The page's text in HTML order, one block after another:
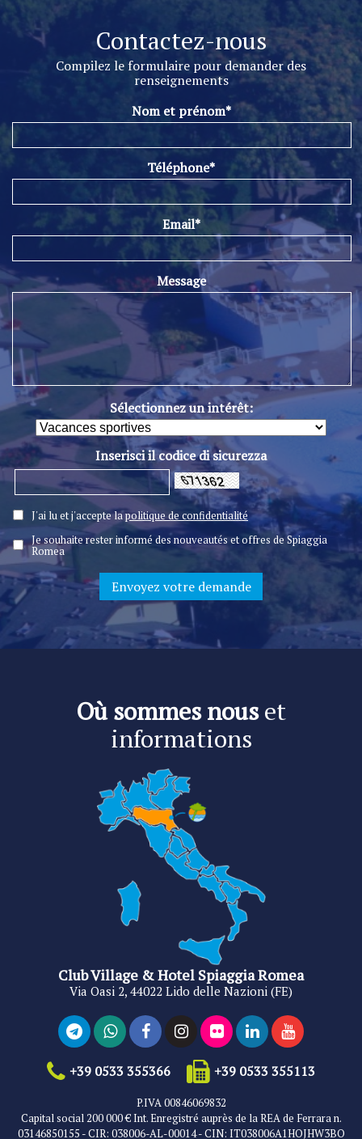
Contactez-nous
Compilez le formulaire pour demander des
renseignements
Nom et prénom*
Téléphone*
Email*
Message
Sélectionnez un intérêt:
Inserisci il codice di sicurezza
J'ai lu et j'accepte lapolitique de confidentialité
Je souhaite rester informé des nouveautés et offres de Spiaggia
Romea
Où sommes nouset
informations
Club Village & Hotel Spiaggia Romea
Via Oasi 2, 44022 Lido delle Nazioni (FE)
+39 0533 355366 +39 0533 355113
P.IVA 00846069832
Capital social 200 000 € Int. Enregistré auprès de la REA de Ferrara n.
03146850155 - CIR: 038006-AL-00014 - CIN: IT038006A1HOJHW3BO